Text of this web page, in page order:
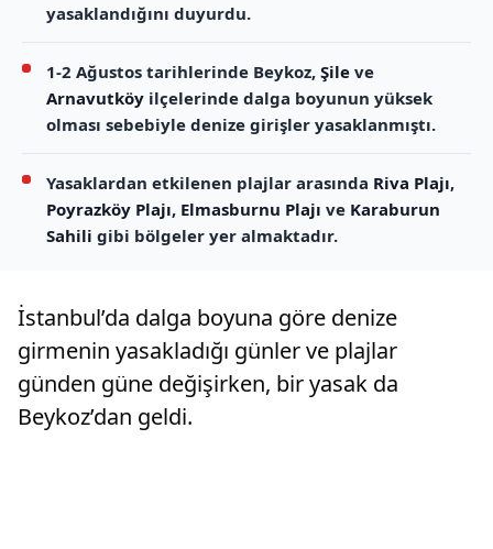
yasaklandığını duyurdu.
1-2 Ağustos tarihlerinde Beykoz, Şile ve
Arnavutköy ilçelerinde dalga boyunun yüksek
olması sebebiyle denize girişler yasaklanmıştı.
Yasaklardan etkilenen plajlar arasında Riva Plajı,
Poyrazköy Plajı, Elmasburnu Plajı ve Karaburun
Sahili gibi bölgeler yer almaktadır.
İstanbul’da dalga boyuna göre denize
girmenin yasakladığı günler ve plajlar
günden güne değişirken, bir yasak da
Beykoz’dan geldi.